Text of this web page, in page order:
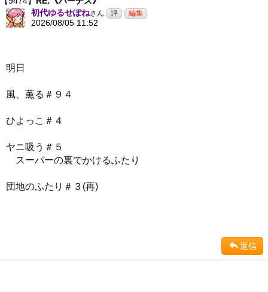
初代ゆるせぽねさん
2026/08/05 11:52
明日
風、薫る＃９４
ひよっこ＃４
ヤニ吸う＃５
スーパーの裏でかけるふたり
団地のふたり＃３(再)
返信